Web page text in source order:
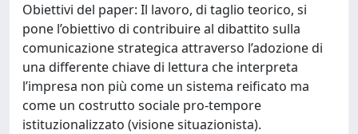
Obiettivi del paper: Il lavoro, di taglio teorico, si
pone l’obiettivo di contribuire al dibattito sulla
comunicazione strategica attraverso l’adozione di
una differente chiave di lettura che interpreta
l’impresa non più come un sistema reificato ma
come un costrutto sociale pro-tempore
istituzionalizzato (visione situazionista).